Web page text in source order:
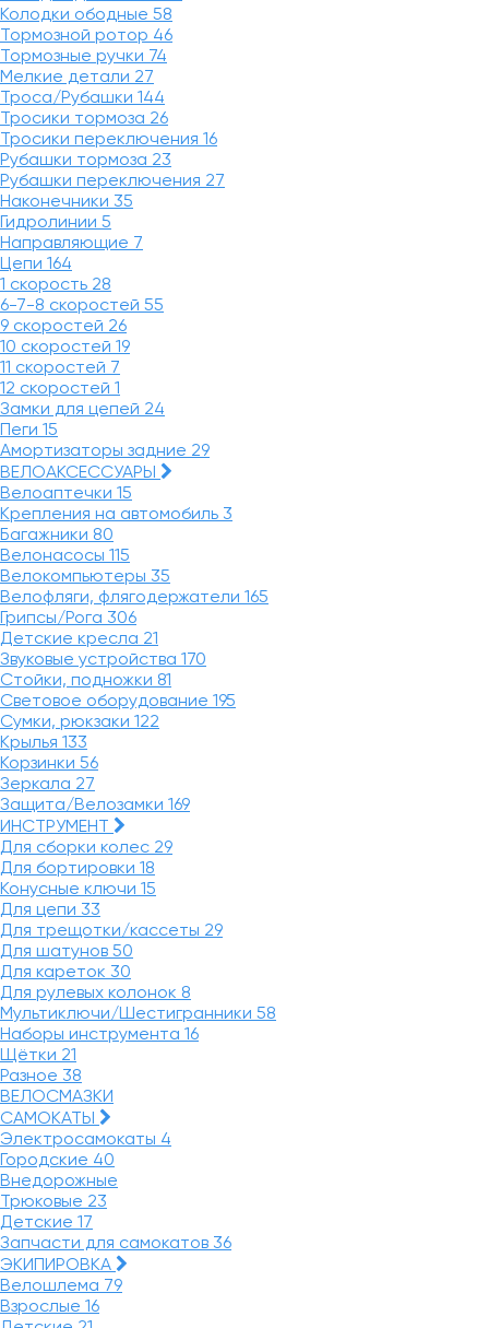
Колодки ободные 58
Тормозной ротор 46
Тормозные ручки 74
Мелкие детали 27
Троса/Рубашки 144
Тросики тормоза 26
Тросики переключения 16
Рубашки тормоза 23
Рубашки переключения 27
Наконечники 35
Гидролинии 5
Направляющие 7
Цепи 164
1 скорость 28
6-7-8 скоростей 55
9 скоростей 26
10 скоростей 19
11 скоростей 7
12 скоростей 1
Замки для цепей 24
Пеги 15
Амортизаторы задние 29
ВЕЛОАКСЕССУАРЫ
Велоаптечки 15
Крепления на автомобиль 3
Багажники 80
Велонасосы 115
Велокомпьютеры 35
Велофляги, флягодержатели 165
Грипсы/Рога 306
Детские кресла 21
Звуковые устройства 170
Стойки, подножки 81
Световое оборудование 195
Сумки, рюкзаки 122
Крылья 133
Корзинки 56
Зеркала 27
Защита/Велозамки 169
ИНСТРУМЕНТ
Для сборки колес 29
Для бортировки 18
Конусные ключи 15
Для цепи 33
Для трещотки/кассеты 29
Для шатунов 50
Для кареток 30
Для рулевых колонок 8
Мультиключи/Шестигранники 58
Наборы инструмента 16
Щётки 21
Разное 38
ВЕЛОСМАЗКИ
САМОКАТЫ
Электросамокаты 4
Городские 40
Внедорожные
Трюковые 23
Детские 17
Запчасти для самокатов 36
ЭКИПИРОВКА
Велошлема 79
Взрослые 16